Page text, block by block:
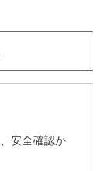
安全確認か